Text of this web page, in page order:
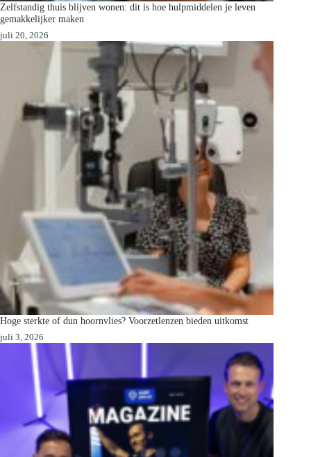
Zelfstandig thuis blijven wonen: dit is hoe hulpmiddelen je leven
gemakkelijker maken
juli 20, 2026
Hoge sterkte of dun hoornvlies? Voorzetlenzen bieden uitkomst
juli 3, 2026